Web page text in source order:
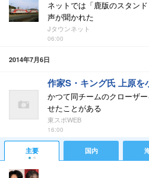
ネットでは「鹿版のスタン
声が聞かれた
Jタウンネット
06:00
2014年7月6日
作家S・キング氏 上原を
かつて同チームのクローザ
せたことがある
東スポWEB
16:00
主要 国内